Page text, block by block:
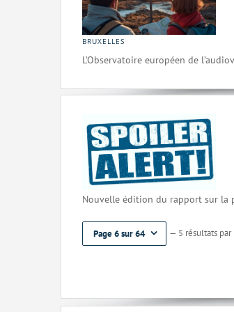
BRUXELLES
L’Observatoire européen de
Nouvelle édition du rapport sur la
Page 6 sur 64 — 5 résultats par